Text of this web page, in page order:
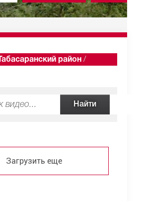
Табасаранский район /
Загрузить еще